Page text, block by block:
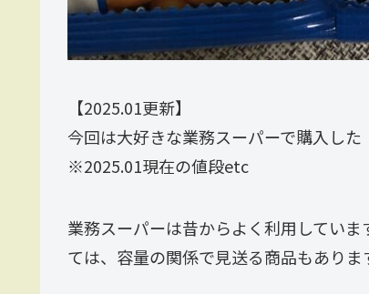
【2025.01更新】
今回は大好きな業務スーパーで購入した
※2025.01現在の値段etc
業務スーパーは昔からよく利用してい
ては、容量の関係で見送る商品もあり